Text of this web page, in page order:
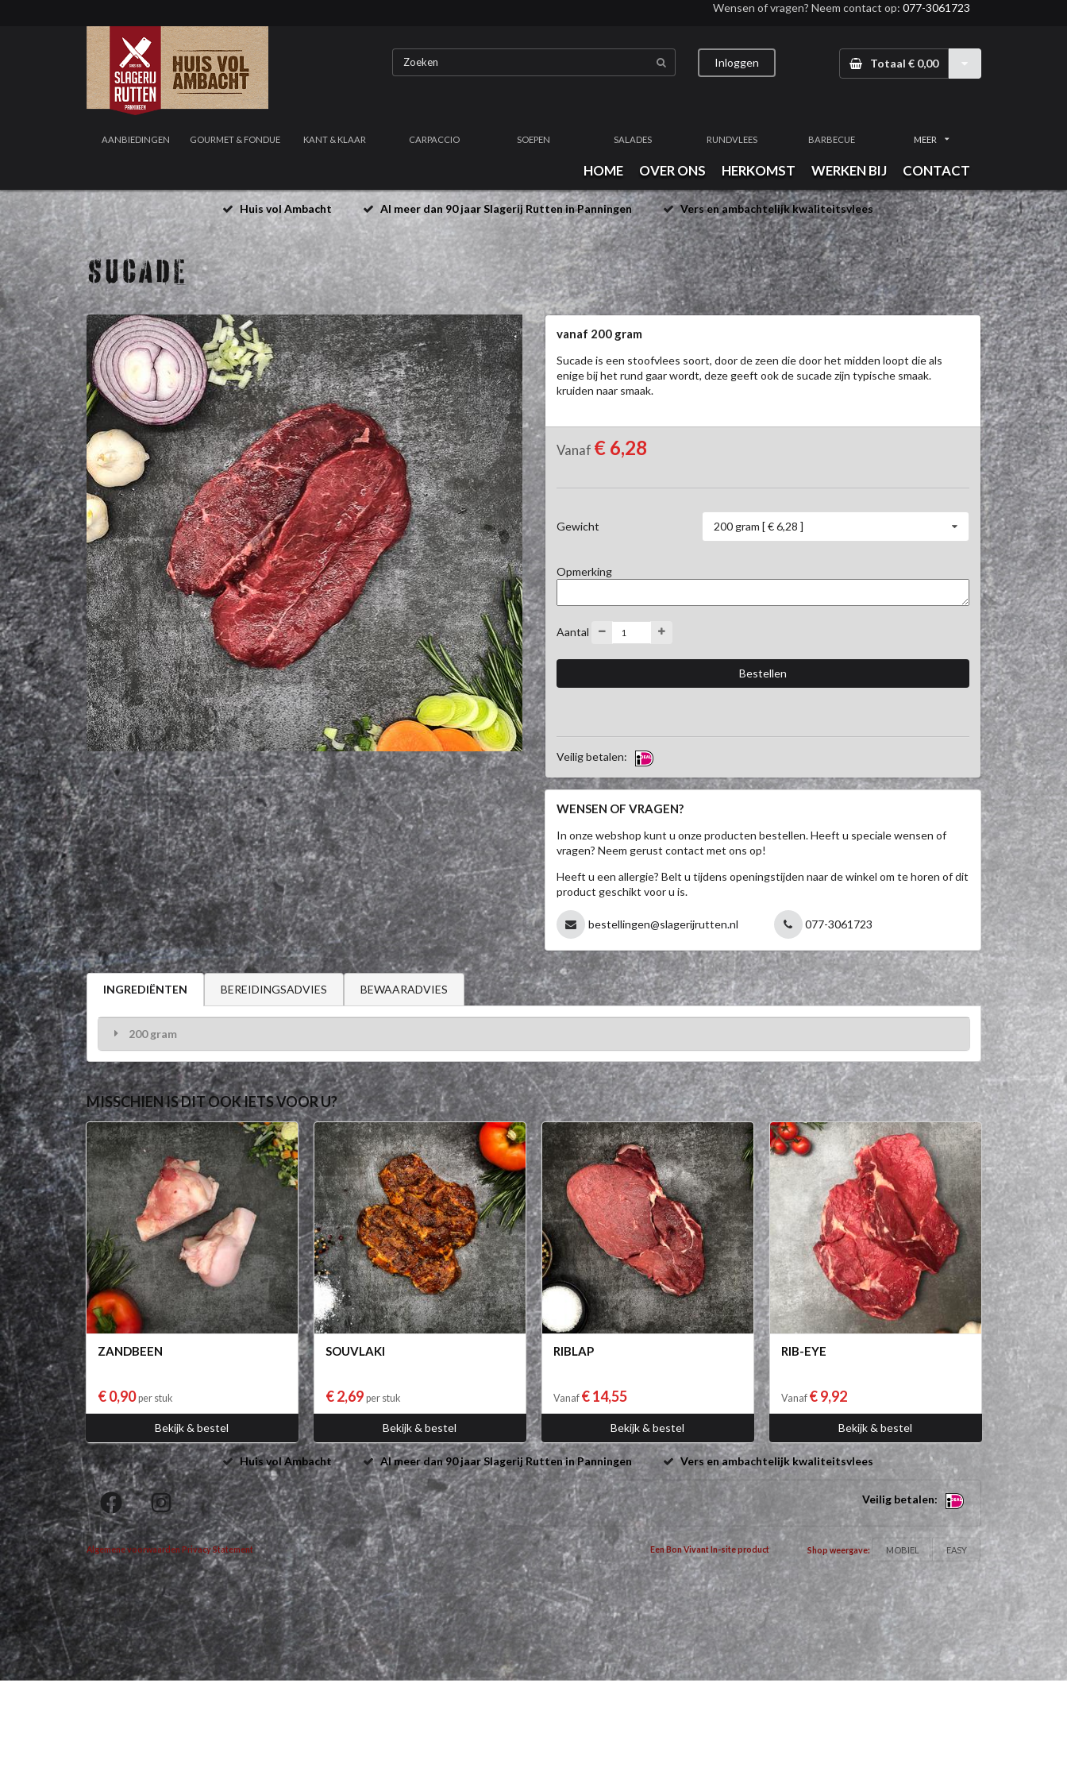
Wensen of vragen? Neem contact op: 077-3061723
Inloggen Totaal € 0,00
AANBIEDINGEN GOURMET & FONDUE KANT & KLAAR CARPACCIO SOEPEN SALADES RUNDVLEES BARBECUE MEER
HOME OVER ONS HERKOMST WERKEN BIJ CONTACT
Huis vol Ambacht Al meer dan 90 jaar Slagerij Rutten in Panningen Vers en ambachtelijk kwaliteitsvlees
SUCADE
vanaf 200 gram
Sucade is een stoofvlees soort, door de zeen die door het midden loopt die als
enige bij het rund gaar wordt, deze geeft ook de sucade zijn typische smaak.
kruiden naar smaak.
Vanaf € 6,28
Gewicht 200 gram [ € 6,28 ]
Opmerking
Aantal
Veilig betalen:
WENSEN OF VRAGEN?
In onze webshop kunt u onze producten bestellen. Heeft u speciale wensen of
vragen? Neem gerust contact met ons op!
Heeft u een allergie? Belt u tijdens openingstijden naar de winkel om te horen of dit
product geschikt voor u is.
bestellingen@slagerijrutten.nl 077-3061723
INGREDIËNTEN BEREIDINGSADVIES BEWAARADVIES
200 gram
MISSCHIEN IS DIT OOK IETS VOOR U?
ZANDBEEN
€ 0,90per stuk
Bekijk & bestel
SOUVLAKI
€ 2,69 per stuk
Bekijk & bestel
RIBLAP
Vanaf € 14,55
Bekijk & bestel
RIB-EYE
Vanaf € 9,92
Bekijk & bestel
Huis vol Ambacht Al meer dan 90 jaar Slagerij Rutten in Panningen Vers en ambachtelijk kwaliteitsvlees
Veilig betalen:
Algemene voorwaarden Privacy Statement Een Bon Vivant In-site product Shop weergave: MOBIEL EASY